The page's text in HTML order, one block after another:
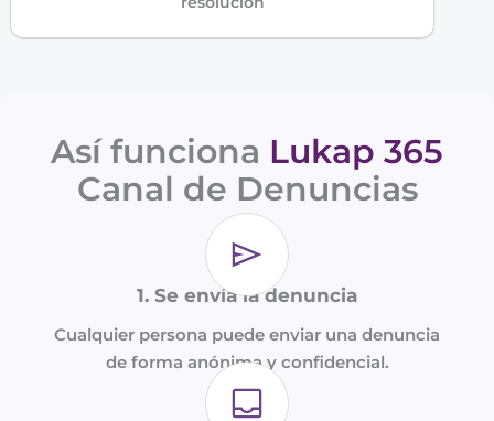
Así funciona Lukap 365
Canal de Denuncias
1. Se envía la denuncia
Cualquier persona puede enviar una denuncia
de forma anónima y confidencial.